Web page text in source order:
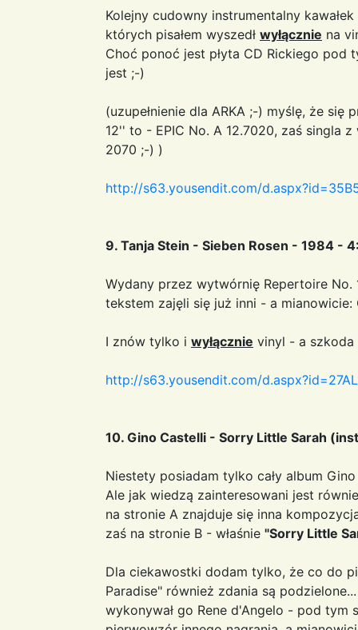
Kolejny cudowny instrumentalny
których pisałem wyszedł wyłącznie na
Choć ponoć jest płyta CD Rickiego pod
jest ;-)
(uzupełnienie dla ARKA ;-) myślę, że
12'' to - EPIC No. A 12.7020, zaś singla
2070 ;-) )
http://s63.yousendit.com/
9. Tanja Stein - Sieben Rosen - 1984 -
Wydany przez wytwórnię Repertoire No.
tekstem zajęli się już inni - a mianowicie:
I znów tylko i wyłącznie vinyl - a szkoda
http://s63.yousendit.com/
10. Gino Castelli - Sorry Little Sarah
Niestety posiadam tylko cały album
Ale jak wiedzą zainteresowani jest
na stronie A znajduje się inna
zaś na stronie B - właśnie "Sorry Little
Dla ciekawostki dodam tylko, że co do
Paradise" również zdania są
wykonywał go Rene d'Angelo - pod tym